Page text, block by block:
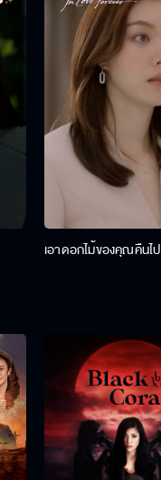
เอาดอกไม้ของคุณคืนไป